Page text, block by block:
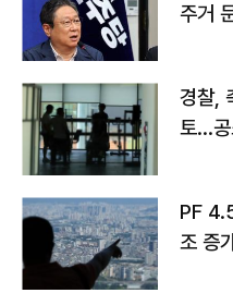
주거
경찰,
토…공
PF
조 증